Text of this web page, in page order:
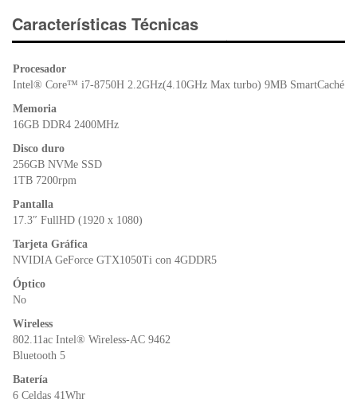
e
b
o
er s
A
p
ri
e
dl
y
Características Técnicas
Procesador
Intel® Core™ i7-8750H 2.2GHz(4.10GHz Max turbo) 9MB SmartCaché
Memoria
16GB DDR4 2400MHz
Disco duro
256GB NVMe SSD
1TB 7200rpm
Pantalla
17.3″ FullHD (1920 x 1080)
Tarjeta Gráfica
NVIDIA GeForce GTX1050Ti con 4GDDR5
Óptico
No
Wireless
802.11ac Intel® Wireless-AC 9462
Bluetooth 5
Batería
6 Celdas 41Whr